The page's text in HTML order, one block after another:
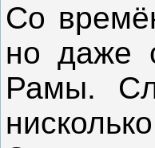
Со
но даже
Рамы.